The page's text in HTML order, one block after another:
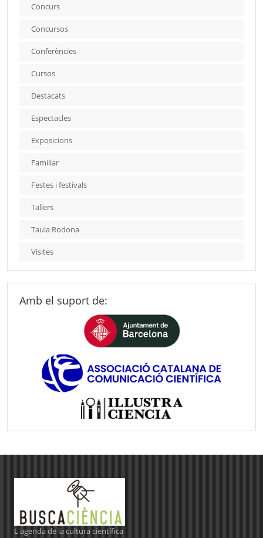
Concurs
Concursos
Conferències
Cursos
Destacats
Espectacles
Exposicions
Familiar
Festes i festivals
Tallers
Taula Rodona
Visites
Amb el suport de:
L'agenda de la cultura científica